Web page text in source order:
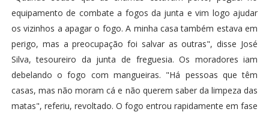
equipamento de combate a fogos da junta e vim logo ajudar
os vizinhos a apagar o fogo. A minha casa também estava em
perigo, mas a preocupação foi salvar as outras", disse José
Silva, tesoureiro da junta de freguesia. Os moradores iam
debelando o fogo com mangueiras. "Há pessoas que têm
casas, mas não moram cá e não querem saber da limpeza das
matas", referiu, revoltado. O fogo entrou rapidamente em fase